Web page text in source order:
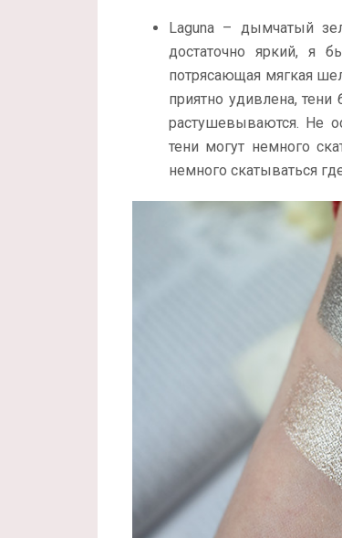
Laguna – дымчатый
достаточно яркий, я
потрясающая мягкая
приятно удивлена,
растушевываются. Не
тени могут немного
немного скатываться